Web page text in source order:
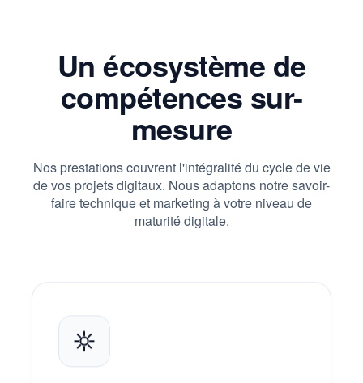
Un écosystème de
compétences sur-
mesure
Nos prestations couvrent l'intégralité du cycle de vie
de vos projets digitaux. Nous adaptons notre savoir-
faire technique et marketing à votre niveau de
maturité digitale.